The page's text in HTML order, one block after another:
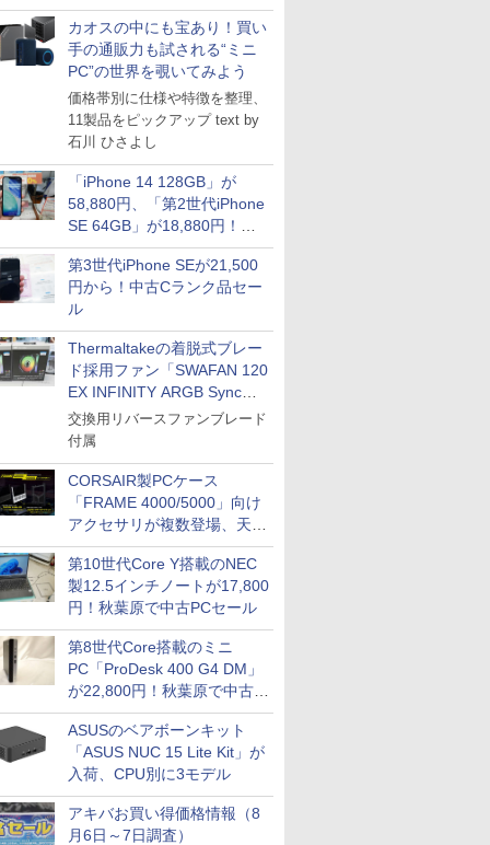
システム」
カオスの中にも宝あり！買い
手の通販力も試される“ミニ
PC”の世界を覗いてみよう
価格帯別に仕様や特徴を整理、
11製品をピックアップ text by
石川 ひさよし
「iPhone 14 128GB」が
58,880円、「第2世代iPhone
SE 64GB」が18,880円！中
古Bランク品セール
第3世代iPhone SEが21,500
円から！中古Cランク品セー
ル
Thermaltakeの着脱式ブレー
ド採用ファン「SWAFAN 120
EX INFINITY ARGB Sync」
に単品パッケージ
交換用リバースファンブレード
付属
CORSAIR製PCケース
「FRAME 4000/5000」向け
アクセサリが複数登場、天然
木製パネルや背面コネクタ対
応トレイなど
第10世代Core Y搭載のNEC
製12.5インチノートが17,800
円！秋葉原で中古PCセール
第8世代Core搭載のミニ
PC「ProDesk 400 G4 DM」
が22,800円！秋葉原で中古
PCセール
ASUSのベアボーンキット
「ASUS NUC 15 Lite Kit」が
入荷、CPU別に3モデル
アキバお買い得価格情報（8
月6日～7日調査）